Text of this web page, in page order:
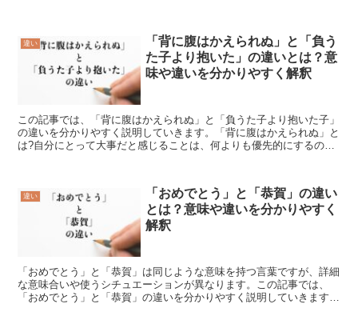
違い
「背に腹はかえられぬ」と「負う
た子より抱いた」の違いとは？意
味や違いを分かりやすく解釈
この記事では、「背に腹はかえられぬ」と「負うた子より抱いた子」
の違いを分かりやすく説明していきます。「背に腹はかえられぬ」と
は?自分にとって大事だと感じることは、何よりも優先的にするのが
違い
「おめでとう」と「恭賀」の違い
とは？意味や違いを分かりやすく
解釈
「おめでとう」と「恭賀」は同じような意味を持つ言葉ですが、詳細
な意味合いや使うシチュエーションが異なります。この記事では、
「おめでとう」と「恭賀」の違いを分かりやすく説明していきます。